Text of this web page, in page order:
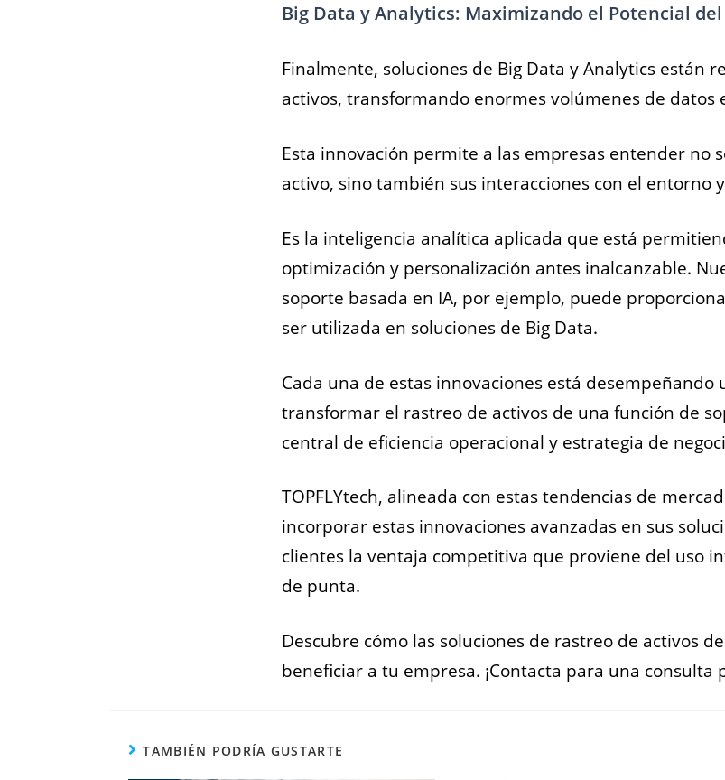
Big Data y Analytics: Maximizando el Potencial
Finalmente, soluciones de Big Data y Analytics están
activos, transformando enormes volúmenes de datos
Esta innovación permite a las empresas entender no
activo, sino también sus interacciones con el entorno
Es la inteligencia analítica aplicada que está
optimización y personalización antes inalcanzable.
soporte basada en IA, por ejemplo, puede
ser utilizada en soluciones de Big Data.
Cada una de estas innovaciones está desempeñando
transformar el rastreo de activos de una función de
central de eficiencia operacional y estrategia de
TOPFLYtech, alineada con estas tendencias de
incorporar estas innovaciones avanzadas en sus
clientes la ventaja competitiva que proviene del uso
de punta.
Descubre cómo las soluciones de rastreo de activos
beneficiar a tu empresa. ¡Contacta para una consulta
TAMBIÉN PODRÍA GUSTARTE